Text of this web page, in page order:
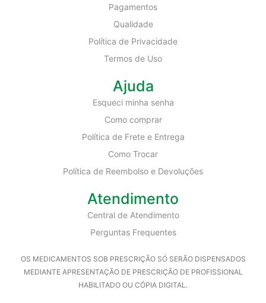
Pagamentos
Qualidade
Política de Privacidade
Termos de Uso
Ajuda
Esqueci minha senha
Como comprar
Política de Frete e Entrega
Como Trocar
Política de Reembolso e Devoluções
Atendimento
Central de Atendimento
Perguntas Frequentes
OS MEDICAMENTOS SOB PRESCRIÇÃO SÓ SERÃO DISPENSADOS
MEDIANTE APRESENTAÇÃO DE PRESCRIÇÃO DE PROFISSIONAL
HABILITADO OU CÓPIA DIGITAL.